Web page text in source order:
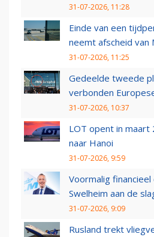
31-07-2026, 11:28
Einde van een
neemt afscheid van
31-07-2026, 11:25
Gedeelde tweede
verbonden
31-07-2026, 10:37
LOT opent in
naar Hanoi
31-07-2026, 9:59
Voormalig
Swelheim aan de
31-07-2026, 9:09
Rusland trekt